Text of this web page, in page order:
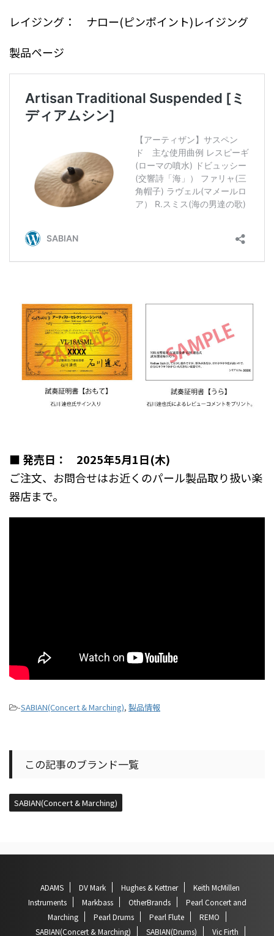
レイジング： ナロー(ピンポイント)レイジング
製品ページ
■発売日： 2025年5月1日(木)
ご注文、お問合せはお近くのパール製品取り扱い楽
器店まで。
-SABIAN(Concert & Marching), 製品情報
この記事のブランド一覧
SABIAN(Concert & Marching)
ADAMS DV Mark Hughes & Kettner
Keith McMillen
Instruments
Markbass OtherBrands
Pearl Concert and
Marching
Pearl Drums Pearl Flute
REMO
SABIAN(Concert & Marching)
SABIAN(Drums) Vic Firth